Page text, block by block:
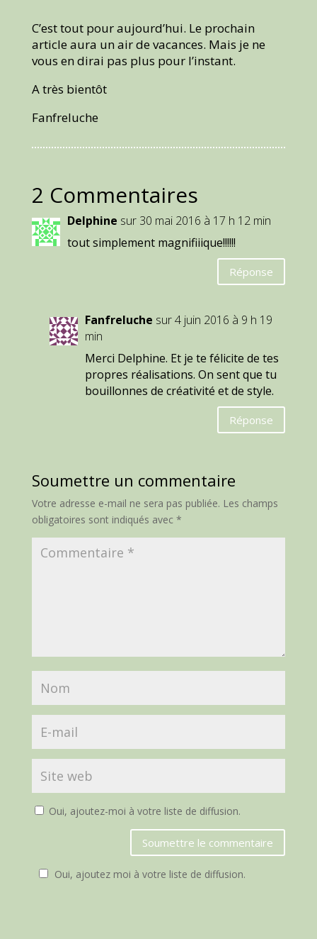
C’est tout pour aujourd’hui. Le prochain
article aura un air de vacances. Mais je ne
vous en dirai pas plus pour l’instant.
A très bientôt
Fanfreluche
2 Commentaires
Delphine sur 30 mai 2016 à 17 h 12 min
tout simplement magnifiiique!!!!!!
Réponse
Fanfreluche sur 4 juin 2016 à 9 h 19
min
Merci Delphine. Et je te félicite de tes
propres réalisations. On sent que tu
bouillonnes de créativité et de style.
Réponse
Soumettre un commentaire
Votre adresse e-mail ne sera pas publiée. Les champs
obligatoires sont indiqués avec *
Oui, ajoutez-moi à votre liste de diffusion.
Soumettre le commentaire
Oui, ajoutez moi à votre liste de diffusion.